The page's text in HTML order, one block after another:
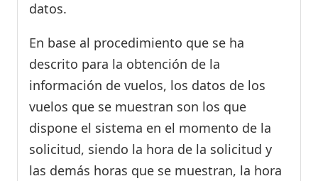
datos.
En base al procedimiento que se ha
descrito para la obtención de la
información de vuelos, los datos de los
vuelos que se muestran son los que
dispone el sistema en el momento de la
solicitud, siendo la hora de la solicitud y
las demás horas que se muestran, la hora